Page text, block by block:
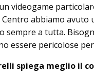
videogame
abbiamo avuto
sempre a tutta.
essere pericolose
spiega meglio il